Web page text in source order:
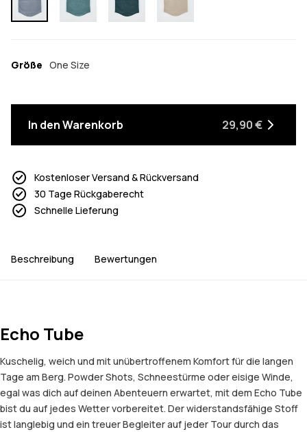
Größe One Size
In den Warenkorb 29,90 €
Kostenloser Versand & Rückversand
30 Tage Rückgaberecht
Schnelle Lieferung
Beschreibung Bewertungen
Echo Tube
Kuschelig, weich und mit unübertroffenem Komfort für die langen
Tage am Berg. Powder Shots, Schneestürme oder eisige Winde,
egal was dich auf deinen Abenteuern erwartet, mit dem Echo Tube
bist du auf jedes Wetter vorbereitet. Der widerstandsfähige Stoff
ist langlebig und ein treuer Begleiter auf jeder Tour durch das